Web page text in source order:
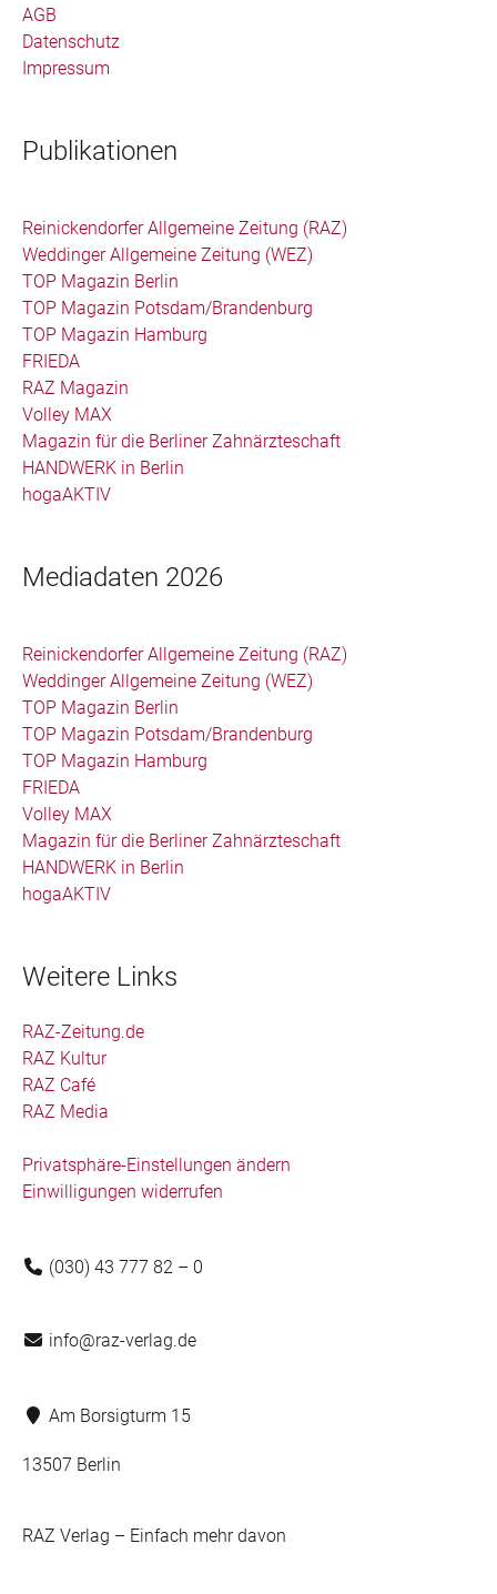
AGB
Datenschutz
Impressum
Publikationen
Reinickendorfer Allgemeine Zeitung (RAZ)
Weddinger Allgemeine Zeitung (WEZ)
TOP Magazin Berlin
TOP Magazin Potsdam/Brandenburg
TOP Magazin Hamburg
FRIEDA
RAZ Magazin
Volley MAX
Magazin für die Berliner Zahnärzteschaft
HANDWERK in Berlin
hogaAKTIV
Mediadaten 2026
Reinickendorfer Allgemeine Zeitung (RAZ)
Weddinger Allgemeine Zeitung (WEZ)
TOP Magazin Berlin
TOP Magazin Potsdam/Brandenburg
TOP Magazin Hamburg
FRIEDA
Volley MAX
Magazin für die Berliner Zahnärzteschaft
HANDWERK in Berlin
hogaAKTIV
Weitere Links
RAZ-Zeitung.de
RAZ Kultur
RAZ Café
RAZ Media
Privatsphäre-Einstellungen ändern
Einwilligungen widerrufen
(030) 43 777 82 – 0
info@raz-verlag.de
Am Borsigturm 15
13507 Berlin
RAZ Verlag – Einfach mehr davon